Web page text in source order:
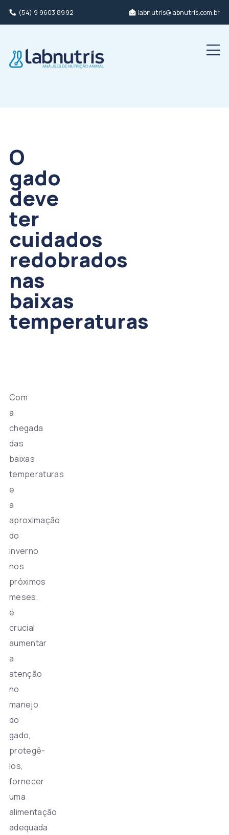
(54) 9 9603.8992 labnutris@labnutris.com.br
O
gado
deve
ter
cuidados
redobrados
nas
baixas
temperaturas
Com
a
chegada
das
baixas
temperaturas
e
a
aproximação
do
inverno
nos
próximos
meses,
é
crucial
aumentar
a
atenção
no
manejo
do
gado,
protegê-
los,
fornecer
uma
alimentação
adequada